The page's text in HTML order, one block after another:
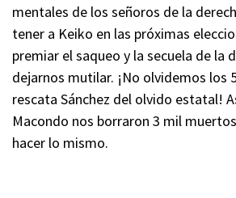
mentales de los señoros de la
tener a Keiko en las próximas
premiar el saqueo y la secuela de la
dejarnos mutilar. ¡No olvidemos los
rescata Sánchez del olvido estatal!
Macondo nos borraron 3 mil
hacer lo mismo.